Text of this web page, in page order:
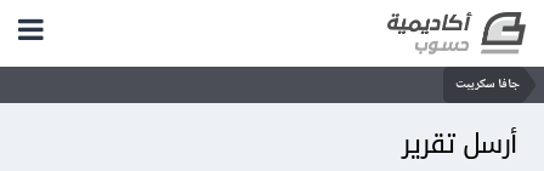
جافا سكريبت
أرسل تقرير